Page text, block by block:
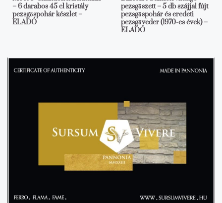
– 6 darabos 45 cl kristály
pezsgőspohár készlet –
ELADÓ
pezsgőszett – 5 db szájjal fújt
pezsgőspohár és eredeti
pezsgőveder (1970-es évek) –
ELADÓ